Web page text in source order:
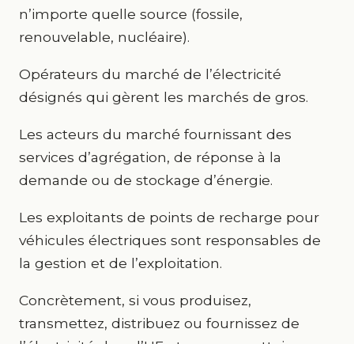
n’importe quelle source (fossile,
renouvelable, nucléaire).
Opérateurs du marché de l’électricité
désignés qui gèrent les marchés de gros.
Les acteurs du marché fournissant des
services d’agrégation, de réponse à la
demande ou de stockage d’énergie.
Les exploitants de points de recharge pour
véhicules électriques sont responsables de
la gestion et de l’exploitation.
Concrètement, si vous produisez,
transmettez, distribuez ou fournissez de